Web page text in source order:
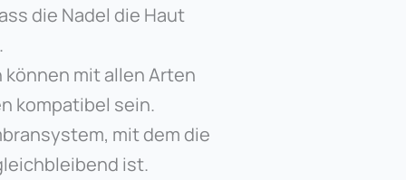
die Nadel die Haut
mit allen Arten
kompatibel sein.
mit dem die
ist.